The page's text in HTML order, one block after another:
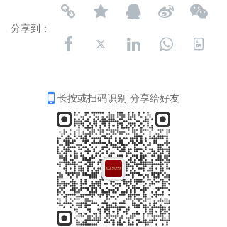
分享到：
长按或扫码识别 分享给好友